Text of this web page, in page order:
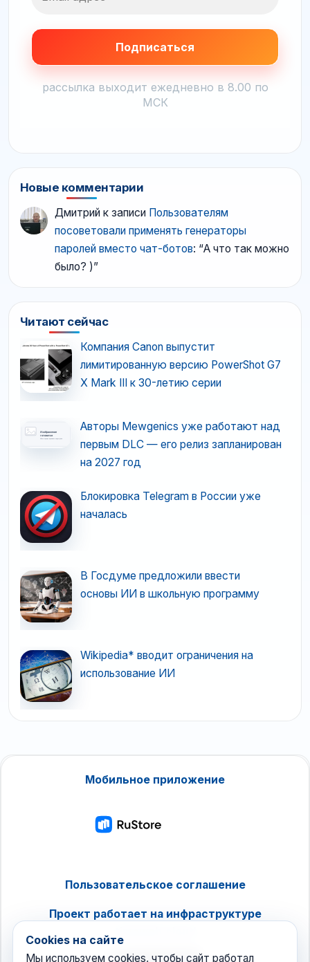
рассылка выходит ежедневно в 8.00 по
МСК
Новые комментарии
Дмитрий к записи Пользователям
посоветовали применять генераторы
паролей вместо чат-ботов: “А что так можно
было? )”
Читают сейчас
Компания Canon выпустит
лимитированную версию PowerShot G7
X Mark III к 30-летию серии
Авторы Mewgenics уже работают над
первым DLC — его релиз запланирован
на 2027 год
Блокировка Telegram в России уже
началась
В Госдуме предложили ввести
основы ИИ в школьную программу
Wikipedia* вводит ограничения на
использование ИИ
Мобильное приложение
Пользовательское соглашение
Проект работает на инфраструктуре
Cookies на сайте
Мы используем cookies, чтобы сайт работал